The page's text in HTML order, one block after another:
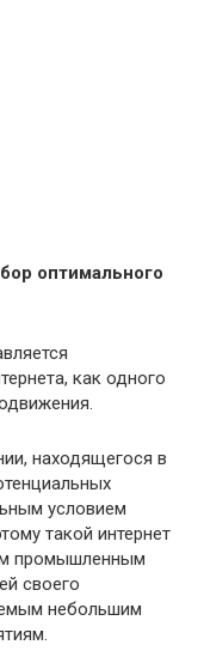
оптимального
как одного
находящегося в
условием
такой интернет
промышленным
своего
небольшим